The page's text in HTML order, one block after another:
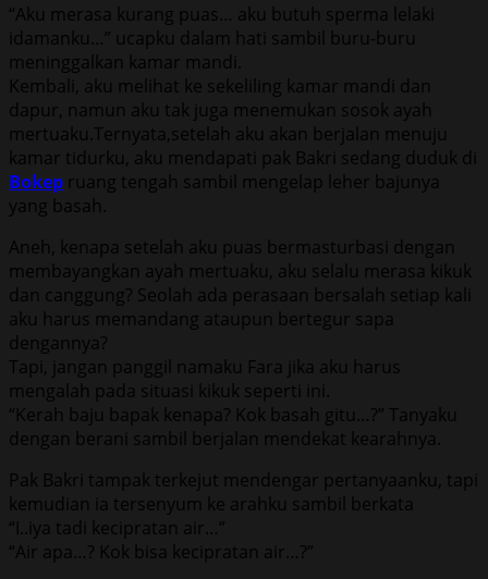
“Aku merasa kurang puas… aku butuh sperma lelaki
idamanku…” ucapku dalam hati sambil buru-buru
meninggalkan kamar mandi.
Kembali, aku melihat ke sekeliling kamar mandi dan
dapur, namun aku tak juga menemukan sosok ayah
mertuaku.Ternyata,setelah aku akan berjalan menuju
kamar tidurku, aku mendapati pak Bakri sedang duduk di
Bokep ruang tengah sambil mengelap leher bajunya
yang basah.
Aneh, kenapa setelah aku puas bermasturbasi dengan
membayangkan ayah mertuaku, aku selalu merasa kikuk
dan canggung? Seolah ada perasaan bersalah setiap kali
aku harus memandang ataupun bertegur sapa
dengannya?
Tapi, jangan panggil namaku Fara jika aku harus
mengalah pada situasi kikuk seperti ini.
“Kerah baju bapak kenapa? Kok basah gitu…?” Tanyaku
dengan berani sambil berjalan mendekat kearahnya.
Pak Bakri tampak terkejut mendengar pertanyaanku, tapi
kemudian ia tersenyum ke arahku sambil berkata
“I..iya tadi kecipratan air…”
“Air apa…? Kok bisa kecipratan air…?”